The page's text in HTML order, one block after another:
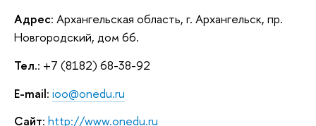
Адрес: Архангельская область, г. Архангельск, пр.
Новгородский, дом 66.
Тел.: +7 (8182) 68-38-92
E-mail: ioo@onedu.ru
Сайт: http://www.onedu.ru